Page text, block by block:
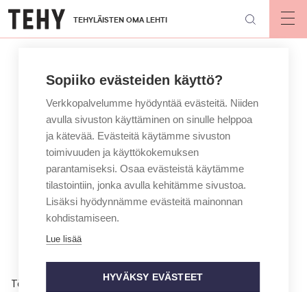
Hyppää
pääsisältöön
TEHYLÄISTEN OMA LEHTI
Töissä
Sopiiko evästeiden käyttö?
Verkkopalvelumme hyödyntää evästeitä. Niiden
avulla sivuston käyttäminen on sinulle helppoa
ja kätevää. Evästeitä käytämme sivuston
toimivuuden ja käyttökokemuksen
parantamiseksi. Osaa evästeistä käytämme
tilastointiin, jonka avulla kehitämme sivustoa.
Lisäksi hyödynnämme evästeitä mainonnan
kohdistamiseen.
Lue lisää
HYVÄKSY EVÄSTEET